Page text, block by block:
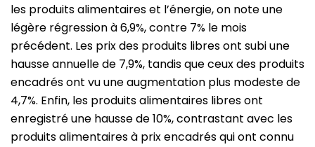
les produits alimentaires et l’énergie, on note une
légère régression à 6,9%, contre 7% le mois
précédent. Les prix des produits libres ont subi une
hausse annuelle de 7,9%, tandis que ceux des produits
encadrés ont vu une augmentation plus modeste de
4,7%. Enfin, les produits alimentaires libres ont
enregistré une hausse de 10%, contrastant avec les
produits alimentaires à prix encadrés qui ont connu